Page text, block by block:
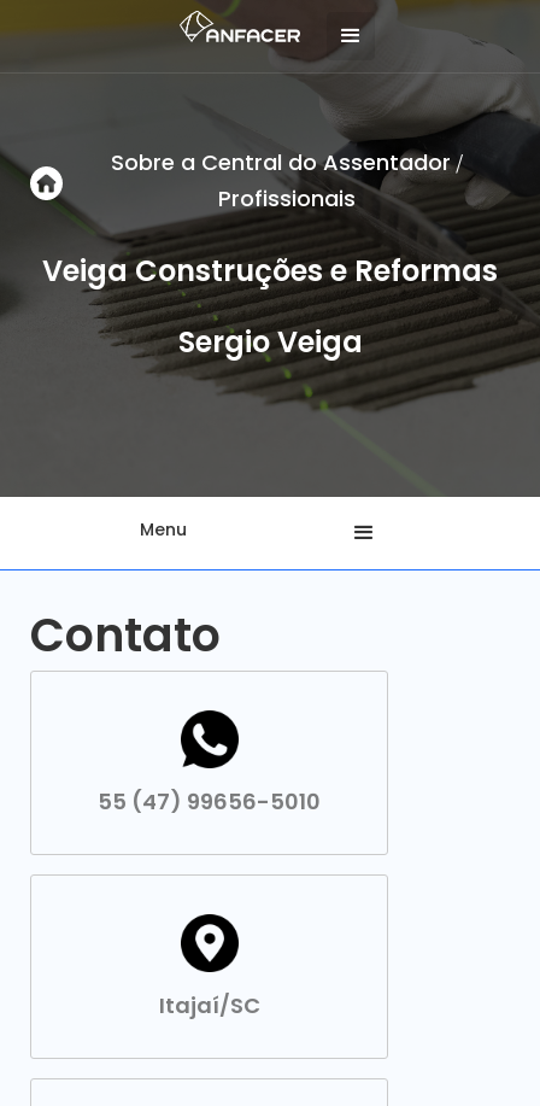
Sobre a Central do Assentador/
Profissionais
Veiga Construções e Reformas
Sergio Veiga
Menu
Contato
55 (47) 99656-5010
Itajaí/SC